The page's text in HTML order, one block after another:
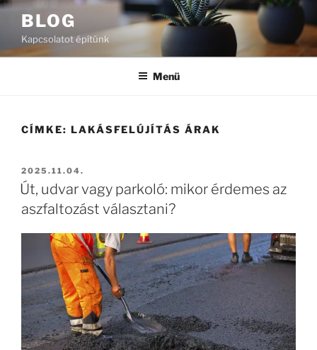
Tartalomhoz
BLOG
Kapcsolatot építünk
Menü
CÍMKE: LAKÁSFELÚJÍTÁS ÁRAK
BEKÜLDVE:
2025.11.04.
Út, udvar vagy parkoló: mikor érdemes az
aszfaltozást választani?